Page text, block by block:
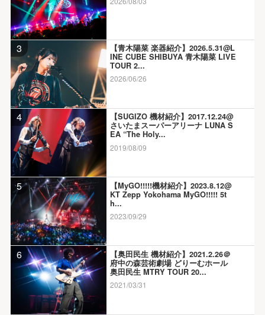
3
【青木陽菜 楽器紹介】2026.5.31@L
INE CUBE SHIBUYA 青木陽菜 LIVE
TOUR 2...
2026/06/26
4
【SUGIZO 機材紹介】2017.12.24@
さいたまスーパーアリーナ LUNA S
EA “The Holy...
2019/08/09
5
【MyGO!!!!!機材紹介】2023.8.12@
KT Zepp Yokohama MyGO!!!!! 5t
h...
2023/09/29
6
【奥田民生 機材紹介】2021.2.26＠
府中の森芸術劇場 どりーむホール
奥田民生 MTRY TOUR 20...
2021/03/31